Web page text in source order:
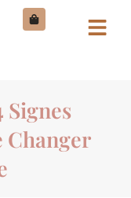
Signes
Changer